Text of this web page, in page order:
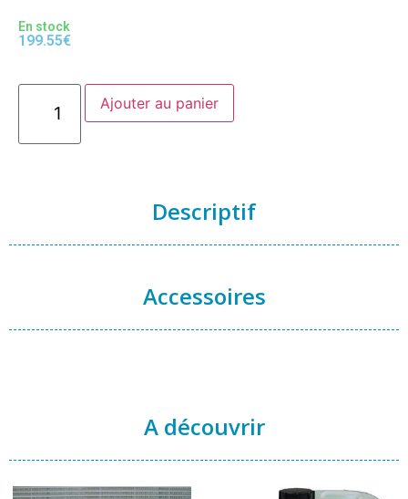
En stock
199.55€
Ajouter au panier
Descriptif
Accessoires
A découvrir